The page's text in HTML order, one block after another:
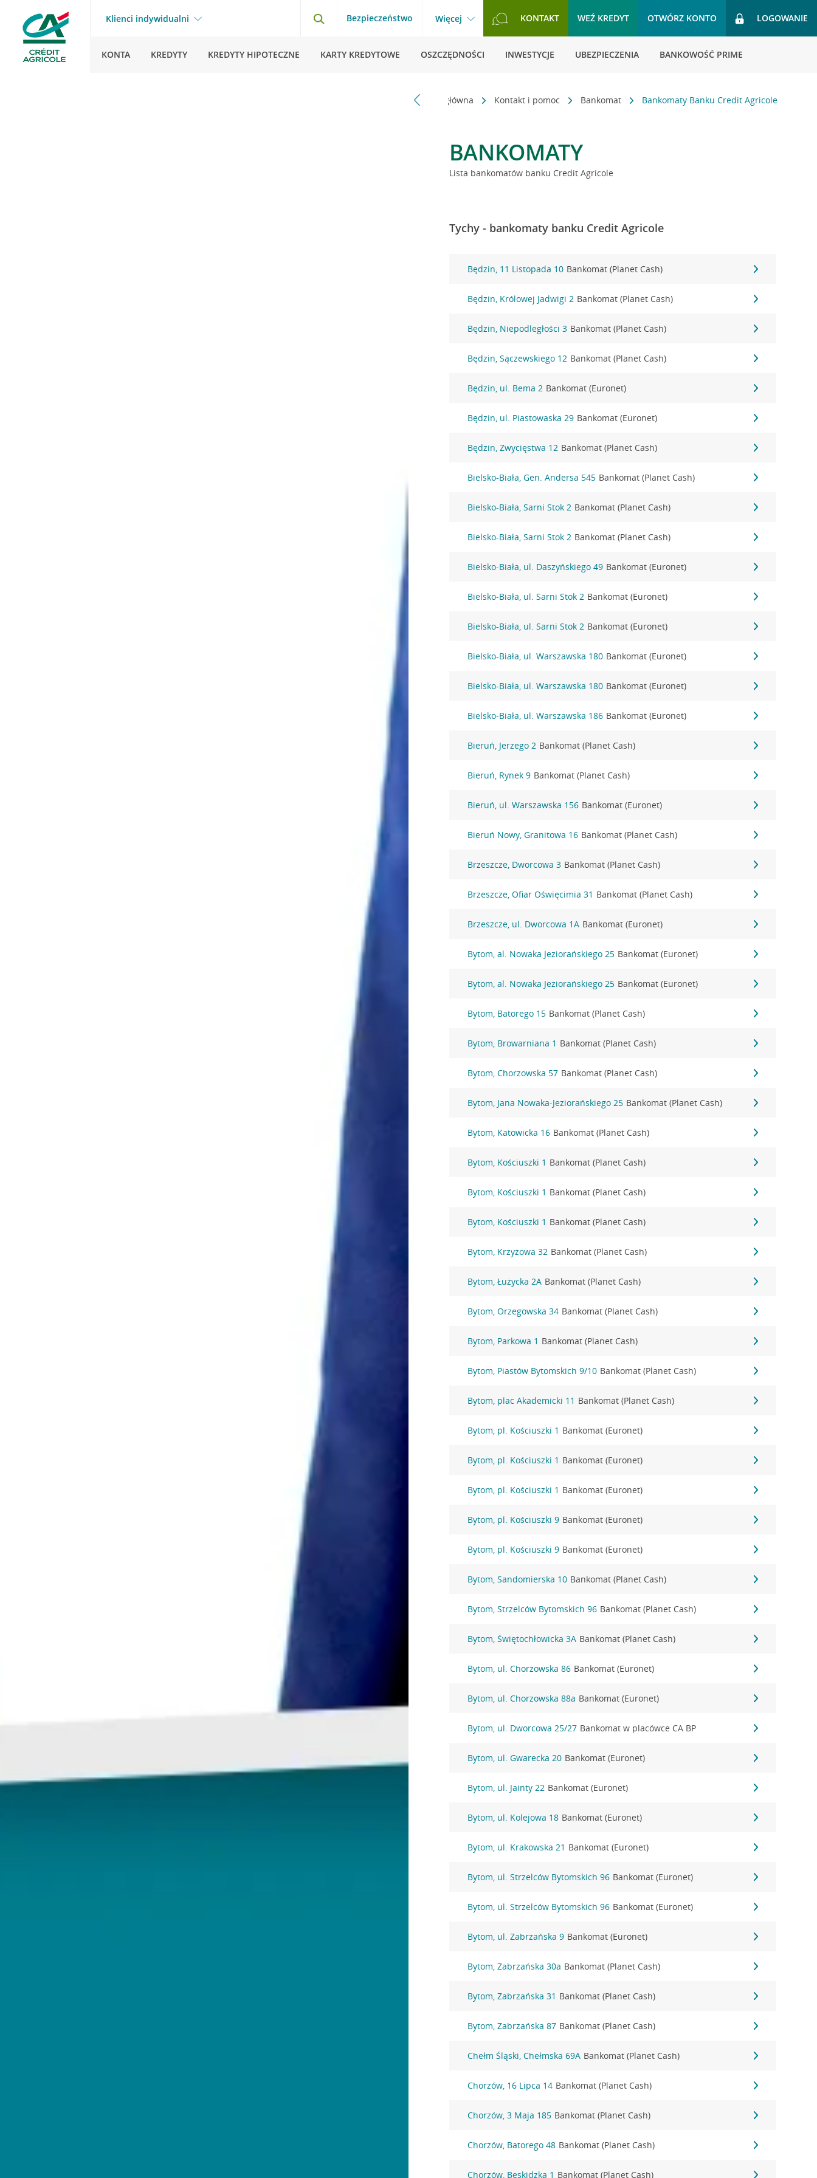
Klienci indywidualni Bezpieczeństwo Więcej KONTAKT WEŹ KREDYT OTWÓRZ KONTO LOGOWANIE
KONTA KREDYTY KREDYTY HIPOTECZNE KARTY KREDYTOWE OSZCZĘDNOŚCI INWESTYCJE UBEZPIECZENIA BANKOWOŚĆ PRIME
Strona główna Kontakt i pomoc Bankomat Bankomaty Banku Credit Agricole
BANKOMATY
Lista bankomatów banku Credit Agricole
Tychy - bankomaty banku Credit Agricole
Będzin, 11 Listopada 10 Bankomat (Planet Cash)
Będzin, Królowej Jadwigi 2 Bankomat (Planet Cash)
Będzin, Niepodległości 3 Bankomat (Planet Cash)
Będzin, Sączewskiego 12 Bankomat (Planet Cash)
Będzin, ul. Bema 2 Bankomat (Euronet)
Będzin, ul. Piastowaska 29 Bankomat (Euronet)
Będzin, Zwycięstwa 12 Bankomat (Planet Cash)
Bielsko-Biała, Gen. Andersa 545 Bankomat (Planet Cash)
Bielsko-Biała, Sarni Stok 2 Bankomat (Planet Cash)
Bielsko-Biała, Sarni Stok 2 Bankomat (Planet Cash)
Bielsko-Biała, ul. Daszyńskiego 49 Bankomat (Euronet)
Bielsko-Biała, ul. Sarni Stok 2 Bankomat (Euronet)
Bielsko-Biała, ul. Sarni Stok 2 Bankomat (Euronet)
Bielsko-Biała, ul. Warszawska 180 Bankomat (Euronet)
Bielsko-Biała, ul. Warszawska 180 Bankomat (Euronet)
Bielsko-Biała, ul. Warszawska 186 Bankomat (Euronet)
Bieruń, Jerzego 2 Bankomat (Planet Cash)
Bieruń, Rynek 9 Bankomat (Planet Cash)
Bieruń, ul. Warszawska 156 Bankomat (Euronet)
Bieruń Nowy, Granitowa 16 Bankomat (Planet Cash)
Brzeszcze, Dworcowa 3 Bankomat (Planet Cash)
Brzeszcze, Ofiar Oświęcimia 31 Bankomat (Planet Cash)
Brzeszcze, ul. Dworcowa 1A Bankomat (Euronet)
Bytom, al. Nowaka Jeziorańskiego 25 Bankomat (Euronet)
Bytom, al. Nowaka Jeziorańskiego 25 Bankomat (Euronet)
Bytom, Batorego 15 Bankomat (Planet Cash)
Bytom, Browarniana 1 Bankomat (Planet Cash)
Bytom, Chorzowska 57 Bankomat (Planet Cash)
Bytom, Jana Nowaka-Jeziorańskiego 25 Bankomat (Planet Cash)
Bytom, Katowicka 16 Bankomat (Planet Cash)
Bytom, Kościuszki 1 Bankomat (Planet Cash)
Bytom, Kościuszki 1 Bankomat (Planet Cash)
Bytom, Kościuszki 1 Bankomat (Planet Cash)
Bytom, Krzyżowa 32 Bankomat (Planet Cash)
Bytom, Łużycka 2A Bankomat (Planet Cash)
Bytom, Orzegowska 34 Bankomat (Planet Cash)
Bytom, Parkowa 1 Bankomat (Planet Cash)
Bytom, Piastów Bytomskich 9/10 Bankomat (Planet Cash)
Bytom, plac Akademicki 11 Bankomat (Planet Cash)
Bytom, pl. Kościuszki 1 Bankomat (Euronet)
Bytom, pl. Kościuszki 1 Bankomat (Euronet)
Bytom, pl. Kościuszki 1 Bankomat (Euronet)
Bytom, pl. Kościuszki 9 Bankomat (Euronet)
Bytom, pl. Kościuszki 9 Bankomat (Euronet)
Bytom, Sandomierska 10 Bankomat (Planet Cash)
Bytom, Strzelców Bytomskich 96 Bankomat (Planet Cash)
Bytom, Świętochłowicka 3A Bankomat (Planet Cash)
Bytom, ul. Chorzowska 86 Bankomat (Euronet)
Bytom, ul. Chorzowska 88a Bankomat (Euronet)
Bytom, ul. Dworcowa 25/27 Bankomat w placówce CA BP
Bytom, ul. Gwarecka 20 Bankomat (Euronet)
Bytom, ul. Jainty 22 Bankomat (Euronet)
Bytom, ul. Kolejowa 18 Bankomat (Euronet)
Bytom, ul. Krakowska 21 Bankomat (Euronet)
Bytom, ul. Strzelców Bytomskich 96 Bankomat (Euronet)
Bytom, ul. Strzelców Bytomskich 96 Bankomat (Euronet)
Bytom, ul. Zabrzańska 9 Bankomat (Euronet)
Bytom, Zabrzańska 30a Bankomat (Planet Cash)
Bytom, Zabrzańska 31 Bankomat (Planet Cash)
Bytom, Zabrzańska 87 Bankomat (Planet Cash)
Chełm Śląski, Chełmska 69A Bankomat (Planet Cash)
Chorzów, 16 Lipca 14 Bankomat (Planet Cash)
Chorzów, 3 Maja 185 Bankomat (Planet Cash)
Chorzów, Batorego 48 Bankomat (Planet Cash)
Chorzów, Beskidzka 1 Bankomat (Planet Cash)